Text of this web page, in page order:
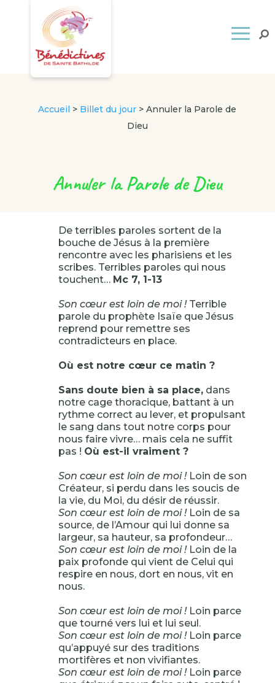
Accueil > Billet du jour >Annuler la Parole de
Dieu
Annuler la Parole de Dieu
De terribles paroles sortent de la
bouche de Jésus à la première
rencontre avec les pharisiens et les
scribes. Terribles paroles qui nous
touchent… Mc 7, 1-13
Son cœur est loin de moi !Terrible
parole du prophète Isaïe que Jésus
reprend pour remettre ses
contradicteurs en place.
Où est notre cœur ce matin ?
Sans doute bien à sa place,dans
notre cage thoracique, battant à un
rythme correct au lever, et propulsant
le sang dans tout notre corps pour
nous faire vivre… mais cela ne suffit
pas ! Où est-il vraiment ?
Son cœur est loin de moi !Loin de son
Créateur, si perdu dans les soucis de
la vie, du Moi, du désir de réussir.
Son cœur est loin de moi !Loin de sa
source, de l’Amour qui lui donne sa
largeur, sa hauteur, sa profondeur…
Son cœur est loin de moi !Loin de la
paix profonde qui vient de Celui qui
respire en nous, dort en nous, vit en
nous.
Son cœur est loin de moi !Loin parce
que tourné vers lui et lui seul.
Son cœur est loin de moi !Loin parce
qu’appuyé sur des traditions
mortifères et non vivifiantes.
Son cœur est loin de moi !Loin parce